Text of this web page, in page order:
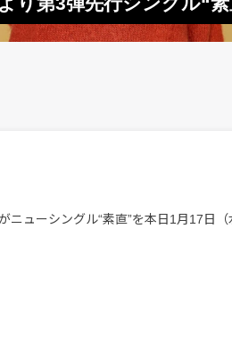
ニューシングル“素直”を本日1月17日（